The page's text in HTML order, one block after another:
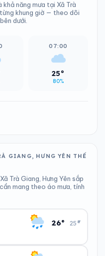
năng mưa tại Xã Trà
khung giờ — theo dõi
dưới.
07:00
25°
80%
GIANG, HƯNG YÊN THẾ
Trà Giang, Hưng Yên sắp
mang theo áo mưa, tính
26° 25°
▾